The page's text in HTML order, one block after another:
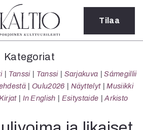
Kategoriat
Teatteri
Tanssi
Sarjakuva
Tilaa
Kategoriat
Tanssi Tanssi Sarjakuva
Sámegillii
Oulu2026 Näyttelyt
Musiikki
In English Esitystaide Arkisto